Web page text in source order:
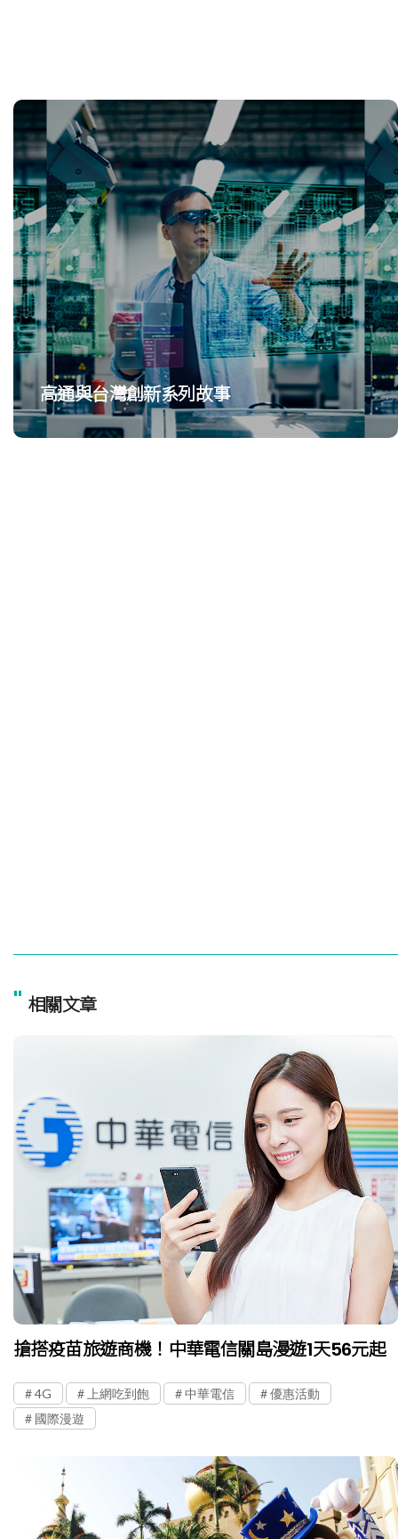
高通與台灣創新系列故事
" 相關文章
搶搭疫苗旅遊商機！中華電信關島漫遊1天56元起
4G 上網吃到飽 中華電信
優惠活動
國際漫遊